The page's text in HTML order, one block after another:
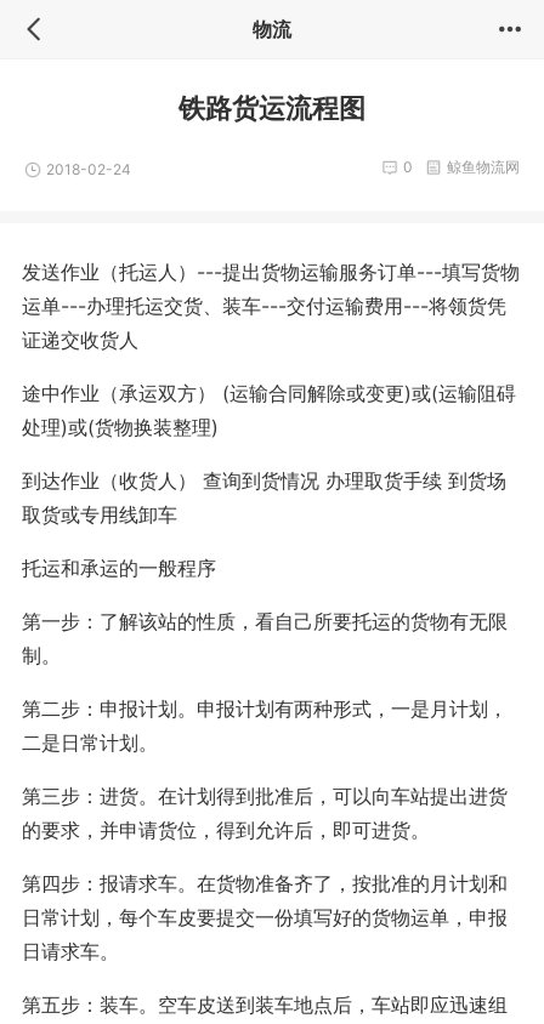
物流
铁路货运流程图
2018-02-24 鲸鱼物流网
0
发送作业（托运人）---提出货物运输服务订单---填写货物
运单---办理托运交货、装车---交付运输费用---将领货凭
证递交收货人
途中作业（承运双方） (运输合同解除或变更)或(运输阻碍
处理)或(货物换装整理)
到达作业（收货人） 查询到货情况 办理取货手续 到货场
取货或专用线卸车
托运和承运的一般程序
第一步：了解该站的性质，看自己所要托运的货物有无限
制。
第二步：申报计划。申报计划有两种形式，一是月计划，
二是日常计划。
第三步：进货。在计划得到批准后，可以向车站提出进货
的要求，并申请货位，得到允许后，即可进货。
第四步：报请求车。在货物准备齐了，按批准的月计划和
日常计划，每个车皮要提交一份填写好的货物运单，申报
日请求车。
第五步：装车。空车皮送到装车地点后，车站即应迅速组